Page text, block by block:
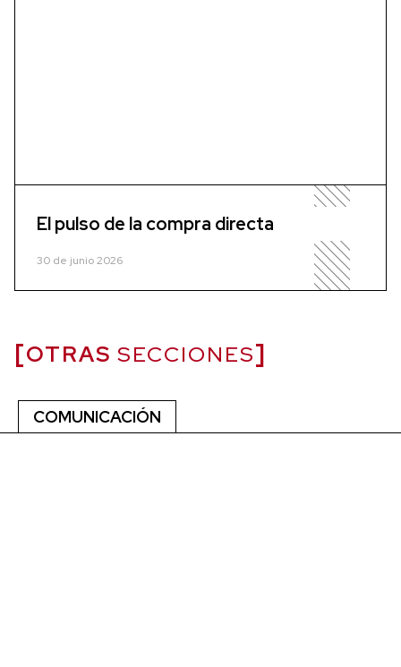
El pulso de la compra directa
30 de junio 2026
OTRAS SECCIONES
COMUNICACIÓN